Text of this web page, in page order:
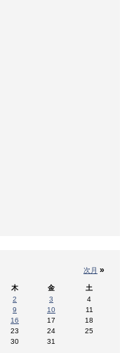
次月 »
木 金
土
2 3
4
9 10
11
16 17
18
23 24
25
30 31